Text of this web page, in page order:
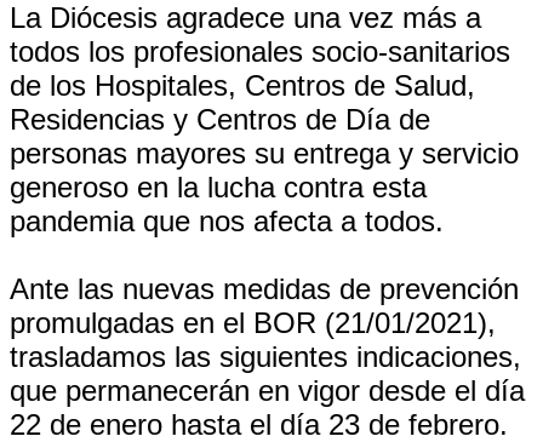
La Diócesis agradece una vez más a
todos los profesionales socio-sanitarios
de los Hospitales, Centros de Salud,
Residencias y Centros de Día de
personas mayores su entrega y servicio
generoso en la lucha contra esta
pandemia que nos afecta a todos.
Ante las nuevas medidas de prevención
promulgadas en el BOR (21/01/2021),
trasladamos las siguientes indicaciones,
que permanecerán en vigor desde el día
22 de enero hasta el día 23 de febrero.